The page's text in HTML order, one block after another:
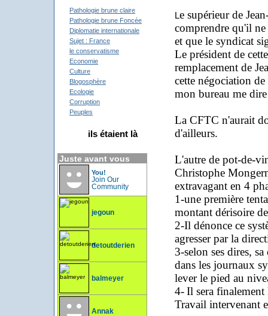
Pathologie brune claire
Pathologie brune Foncée
Diplomatie internationale
Sujet : France
le conservatisme
Economie
Culture
Blogosphère
Ecologie
Corruption
Peuples
ils étaient là
Juste avant vous
You!
Join Our
Community
jegoun
detoutderien
balmeyer
Annak
Le supérieur de
comprendre qu'il ne
et que le syndicat
Le président de
remplacement de
cette négociation
mon bureau me
La CFTC n'aurait
d'ailleurs.
L'autre de pot-de-
Christophe
extravagant en 4
1-une première
montant dérisoire
2-Il dénonce ce
agresser par la
3-selon ses dires,
dans les journaux
lever le pied au
4-Il sera
Travail intervenant